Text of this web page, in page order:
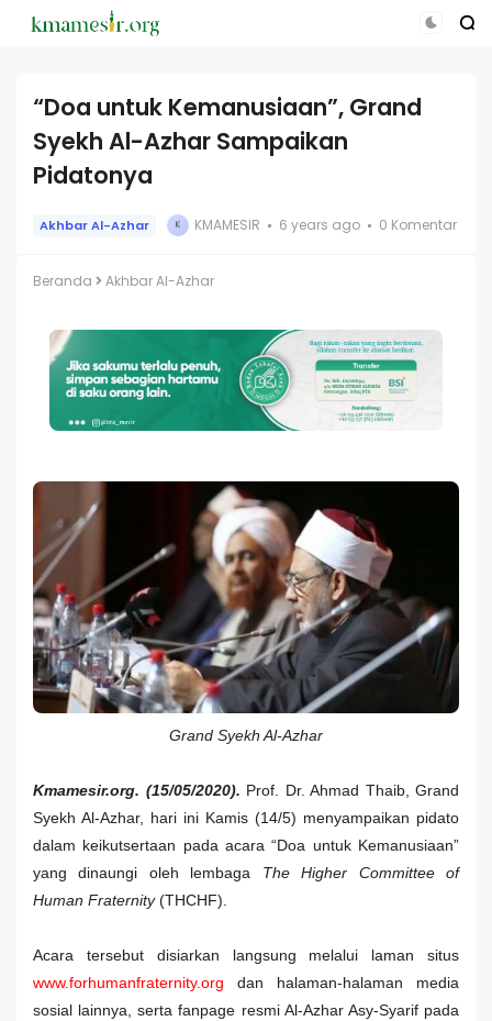
“Doa untuk Kemanusiaan”, Grand
Syekh Al-Azhar Sampaikan
Pidatonya
Akhbar Al-Azhar K KMAMESIR 6 years ago 0 Komentar
Beranda Akhbar Al-Azhar
Grand Syekh Al-Azhar
Kmamesir.org. (15/05/2020). Prof. Dr. Ahmad Thaib, Grand
Syekh Al-Azhar, hari ini Kamis (14/5) menyampaikan pidato
dalam keikutsertaan pada acara “Doa untuk Kemanusiaan”
yang dinaungi oleh lembaga The Higher Committee of
Human Fraternity(THCHF).
Acara tersebut disiarkan langsung melalui laman situs
www.forhumanfraternity.org dan halaman-halaman media
sosial lainnya, serta fanpage resmi Al-Azhar Asy-Syarif pada